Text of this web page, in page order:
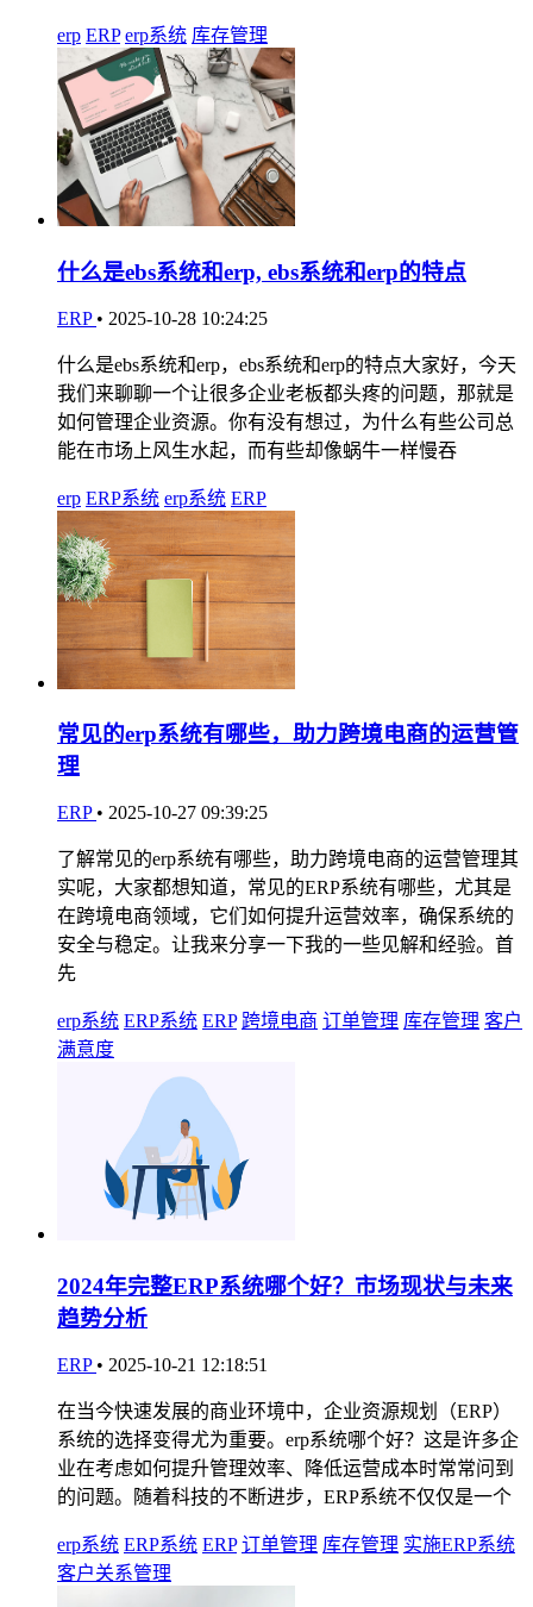
erp ERP erp系统 库存管理
什么是ebs系统和erp, ebs系统和erp的特点
ERP • 2025-10-28 10:24:25
什么是ebs系统和erp，ebs系统和erp的特点大家好，今天
我们来聊聊一个让很多企业老板都头疼的问题，那就是
如何管理企业资源。你有没有想过，为什么有些公司总
能在市场上风生水起，而有些却像蜗牛一样慢吞
erp ERP系统 erp系统 ERP
常见的erp系统有哪些，助力跨境电商的运营管
理
ERP • 2025-10-27 09:39:25
了解常见的erp系统有哪些，助力跨境电商的运营管理其
实呢，大家都想知道，常见的ERP系统有哪些，尤其是
在跨境电商领域，它们如何提升运营效率，确保系统的
安全与稳定。让我来分享一下我的一些见解和经验。首
先
erp系统 ERP系统 ERP 跨境电商 订单管理 库存管理 客户
满意度
2024年完整ERP系统哪个好？市场现状与未来
趋势分析
ERP • 2025-10-21 12:18:51
在当今快速发展的商业环境中，企业资源规划（ERP）
系统的选择变得尤为重要。erp系统哪个好？这是许多企
业在考虑如何提升管理效率、降低运营成本时常常问到
的问题。随着科技的不断进步，ERP系统不仅仅是一个
erp系统 ERP系统 ERP 订单管理 库存管理 实施ERP系统
客户关系管理